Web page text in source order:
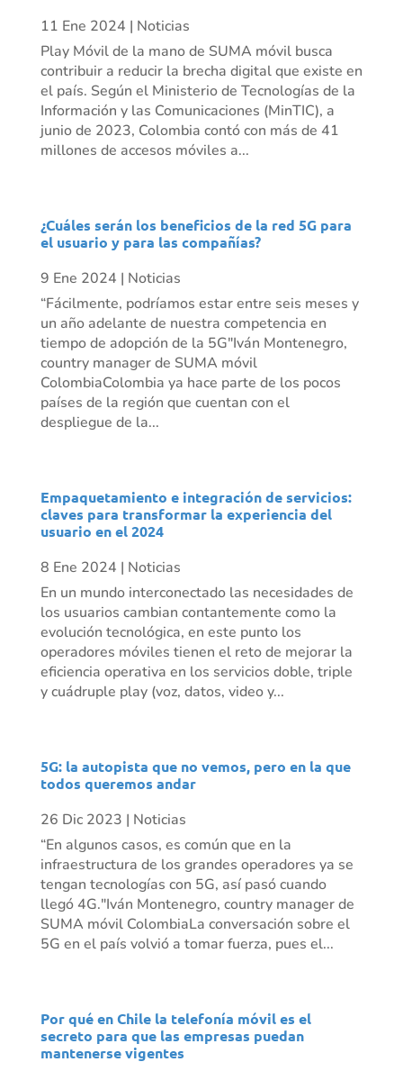
11 Ene 2024 | Noticias
Play Móvil de la mano de SUMA móvil busca
contribuir a reducir la brecha digital que existe en
el país. Según el Ministerio de Tecnologías de la
Información y las Comunicaciones (MinTIC), a
junio de 2023, Colombia contó con más de 41
millones de accesos móviles a...
¿Cuáles serán los beneficios de la red 5G para
el usuario y para las compañías?
9 Ene 2024 | Noticias
“Fácilmente, podríamos estar entre seis meses y
un año adelante de nuestra competencia en
tiempo de adopción de la 5G"Iván Montenegro,
country manager de SUMA móvil
ColombiaColombia ya hace parte de los pocos
países de la región que cuentan con el
despliegue de la...
Empaquetamiento e integración de servicios:
claves para transformar la experiencia del
usuario en el 2024
8 Ene 2024 | Noticias
En un mundo interconectado las necesidades de
los usuarios cambian contantemente como la
evolución tecnológica, en este punto los
operadores móviles tienen el reto de mejorar la
eficiencia operativa en los servicios doble, triple
y cuádruple play (voz, datos, video y...
5G: la autopista que no vemos, pero en la que
todos queremos andar
26 Dic 2023 | Noticias
“En algunos casos, es común que en la
infraestructura de los grandes operadores ya se
tengan tecnologías con 5G, así pasó cuando
llegó 4G."Iván Montenegro, country manager de
SUMA móvil ColombiaLa conversación sobre el
5G en el país volvió a tomar fuerza, pues el...
Por qué en Chile la telefonía móvil es el
secreto para que las empresas puedan
mantenerse vigentes